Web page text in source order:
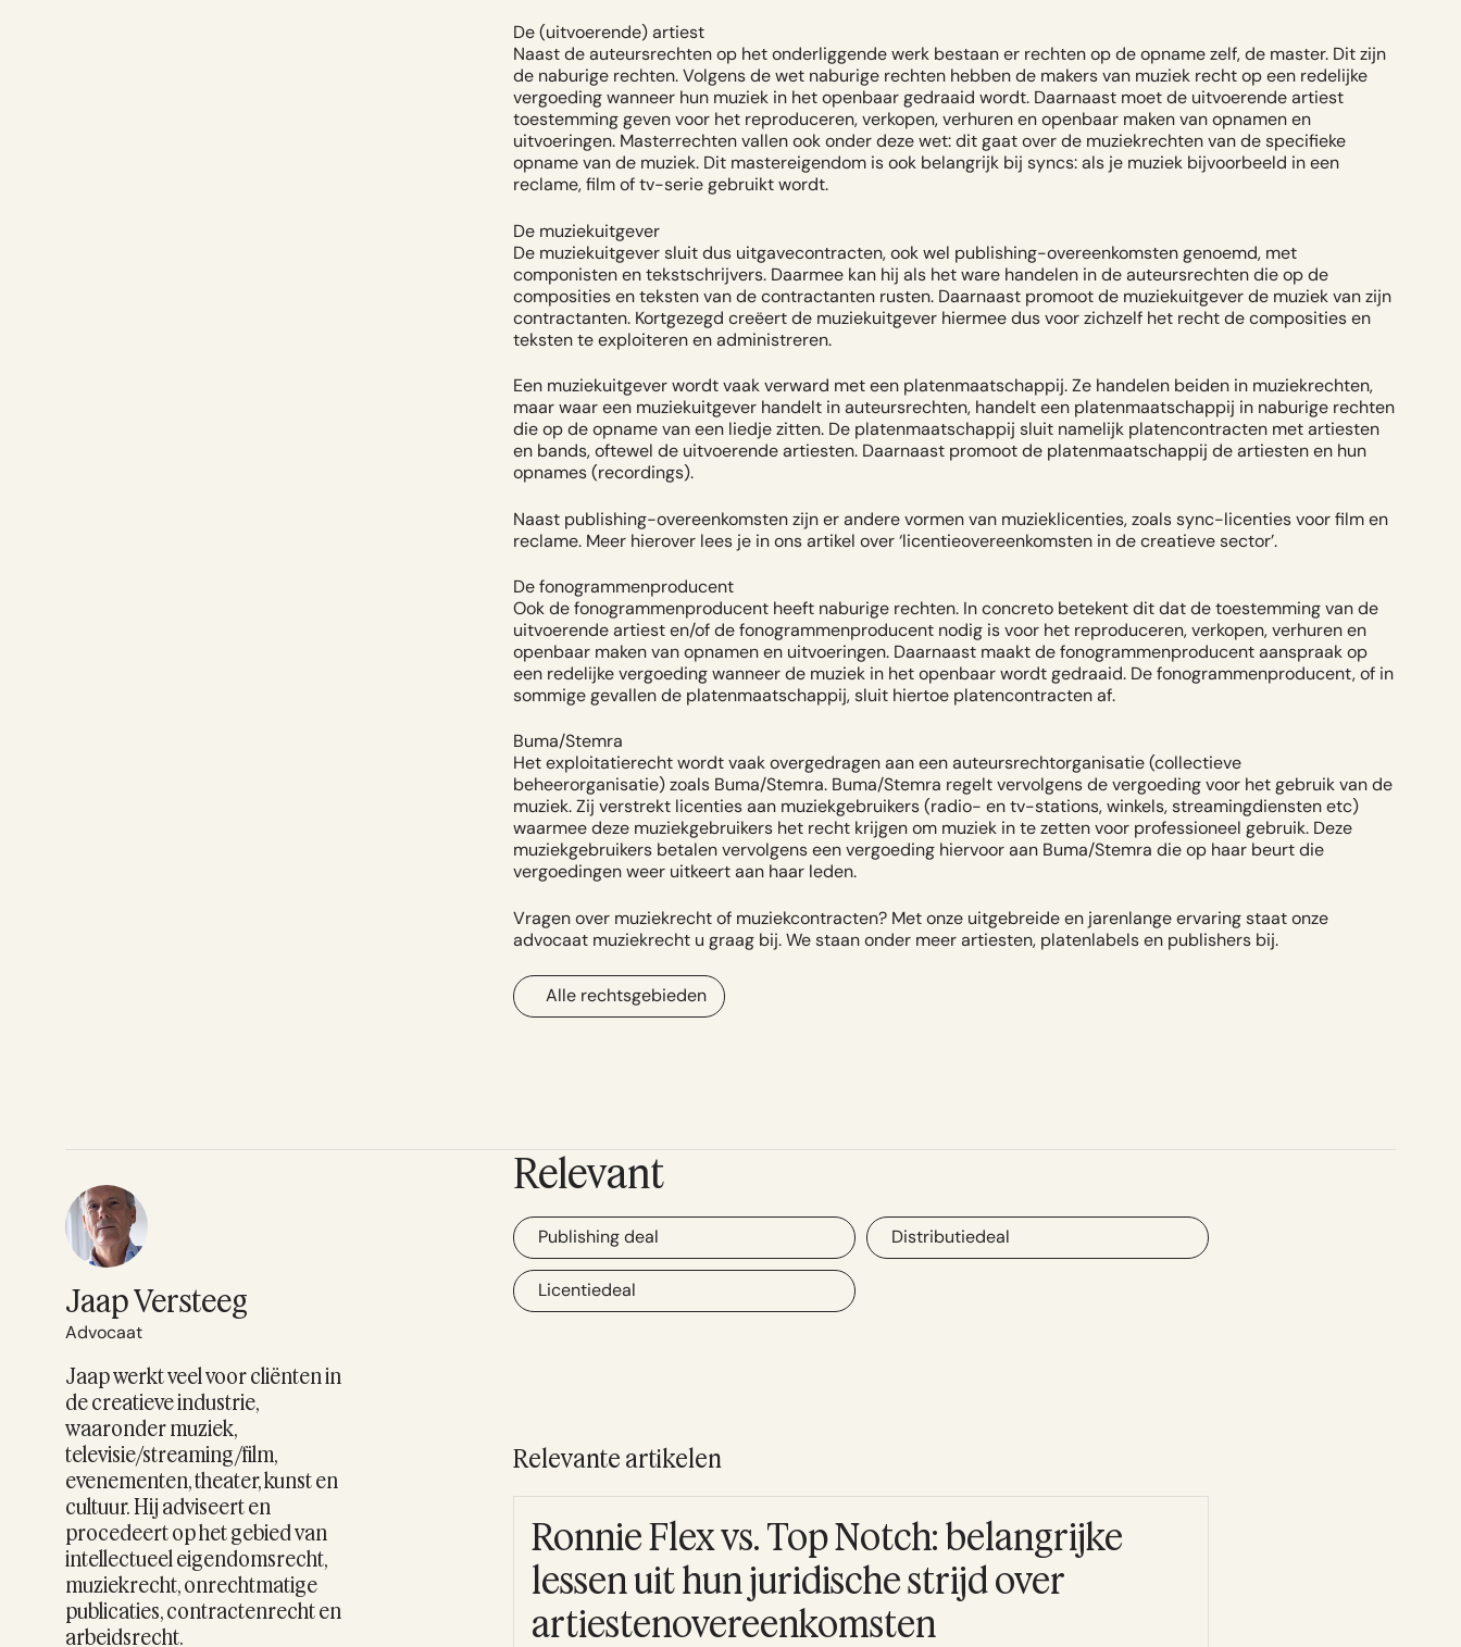
De (uitvoerende) artiest
Naast de auteursrechten op het onderliggende werk bestaan er rechten op de opname zelf, de master. Dit zijn
de naburige rechten. Volgens de wet naburige rechten hebben de makers van muziek recht op een redelijke
vergoeding wanneer hun muziek in het openbaar gedraaid wordt. Daarnaast moet de uitvoerende artiest
toestemming geven voor het reproduceren, verkopen, verhuren en openbaar maken van opnamen en
uitvoeringen. Masterrechten vallen ook onder deze wet: dit gaat over de muziekrechten van de specifieke
opname van de muziek. Dit mastereigendom is ook belangrijk bij syncs: als je muziek bijvoorbeeld in een
reclame, film of tv-serie gebruikt wordt.
De muziekuitgever
De muziekuitgever sluit dus uitgavecontracten, ook wel publishing-overeenkomsten genoemd, met
componisten en tekstschrijvers. Daarmee kan hij als het ware handelen in de auteursrechten die op de
composities en teksten van de contractanten rusten. Daarnaast promoot de muziekuitgever de muziek van zijn
contractanten. Kortgezegd creëert de muziekuitgever hiermee dus voor zichzelf het recht de composities en
teksten te exploiteren en administreren.
Een muziekuitgever wordt vaak verward met een platenmaatschappij. Ze handelen beiden in muziekrechten,
maar waar een muziekuitgever handelt in auteursrechten, handelt een platenmaatschappij in naburige rechten
die op de opname van een liedje zitten. De platenmaatschappij sluit namelijk platencontracten met artiesten
en bands, oftewel de uitvoerende artiesten. Daarnaast promoot de platenmaatschappij de artiesten en hun
opnames (recordings).
Naast publishing-overeenkomsten zijn er andere vormen van muzieklicenties, zoals sync-licenties voor film en
reclame. Meer hierover lees je in ons artikel over ‘licentieovereenkomsten in de creatieve sector’.
De fonogrammenproducent
Ook de fonogrammenproducent heeft naburige rechten. In concreto betekent dit dat de toestemming van de
uitvoerende artiest en/of de fonogrammenproducent nodig is voor het reproduceren, verkopen, verhuren en
openbaar maken van opnamen en uitvoeringen. Daarnaast maakt de fonogrammenproducent aanspraak op
een redelijke vergoeding wanneer de muziek in het openbaar wordt gedraaid. De fonogrammenproducent, of in
sommige gevallen de platenmaatschappij, sluit hiertoe platencontracten af.
Buma/Stemra
Het exploitatierecht wordt vaak overgedragen aan een auteursrechtorganisatie (collectieve
beheerorganisatie) zoals Buma/Stemra. Buma/Stemra regelt vervolgens de vergoeding voor het gebruik van de
muziek. Zij verstrekt licenties aan muziekgebruikers (radio- en tv-stations, winkels, streamingdiensten etc)
waarmee deze muziekgebruikers het recht krijgen om muziek in te zetten voor professioneel gebruik. Deze
muziekgebruikers betalen vervolgens een vergoeding hiervoor aan Buma/Stemra die op haar beurt die
vergoedingen weer uitkeert aan haar leden.
Vragen over muziekrecht of muziekcontracten? Met onze uitgebreide en jarenlange ervaring staat onze
advocaat muziekrecht u graag bij. We staan onder meer artiesten, platenlabels en publishers bij.
Alle rechtsgebieden
Jaap Versteeg
Advocaat
Jaap werkt veel voor cliënten in
de creatieve industrie,
waaronder muziek,
televisie/streaming/film,
evenementen, theater, kunst en
cultuur. Hij adviseert en
procedeert op het gebied van
intellectueel eigendomsrecht,
muziekrecht, onrechtmatige
publicaties, contractenrecht en
arbeidsrecht.
Relevant
Publishing deal Distributiedeal
Licentiedeal
Relevante artikelen
Ronnie Flex vs. Top Notch: belangrijke
lessen uit hun juridische strijd over
artiestenovereenkomsten